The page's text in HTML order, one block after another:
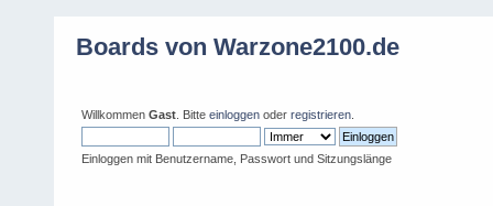
Boards von Warzone2100.de
Willkommen Gast . Bitte einloggen oder registrieren
Einloggen mit Benutzername, Passwort und Sitzungslänge